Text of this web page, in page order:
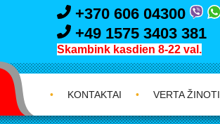
+370 606 04300
+49 1575 3403 381
Skambink kasdien 8-22 val.
• KONTAKTAI • VERTA ŽINOTI